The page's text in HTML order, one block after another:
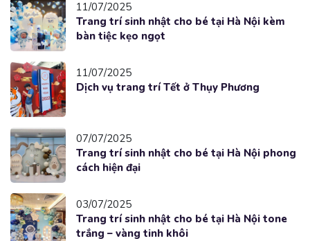
11/07/2025
Trang trí sinh nhật cho bé tại Hà Nội kèm
bàn tiệc kẹo ngọt
11/07/2025
Dịch vụ trang trí Tết ở Thụy Phương
07/07/2025
Trang trí sinh nhật cho bé tại Hà Nội phong
cách hiện đại
03/07/2025
Trang trí sinh nhật cho bé tại Hà Nội tone
trắng – vàng tinh khôi